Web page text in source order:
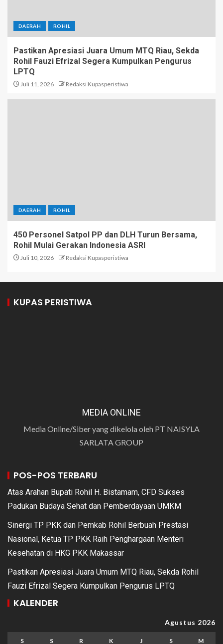
DAERAH ROHIL
Pastikan Apresiasi Juara Umum MTQ Riau, Sekda
Rohil Fauzi Efrizal Segera Kumpulkan Pengurus
LPTQ
Juli 11, 2026 Redaksi Kupasperistiwa
DAERAH ROHIL
450 Personel Satpol PP dan DLH Turun Bersama,
Rohil Mulai Gerakan Indonesia ASRI
Juli 10, 2026 Redaksi Kupasperistiwa
KUPAS PERISTIWA
MEDIA ONLINE
Media Online/Siber yang dikelola oleh PT NAISYLA
SARLATA GROUP
POS-POS TERBARU
Atas Arahan Bupati Rohil H. Bistamam, CFD Sukses
Padukan Budaya Sehat dan Pemberdayaan UMKM
Sinergi TP PKK dan Pemkab Rohil Berbuah Prestasi
Nasional, Ketua TP PKK Raih Penghargaan Menteri
Kesehatan di HKG PKK Makassar
Pastikan Apresiasi Juara Umum MTQ Riau, Sekda Rohil
Fauzi Efrizal Segera Kumpulkan Pengurus LPTQ
KALENDER
Agustus 2026
S S R K J S M